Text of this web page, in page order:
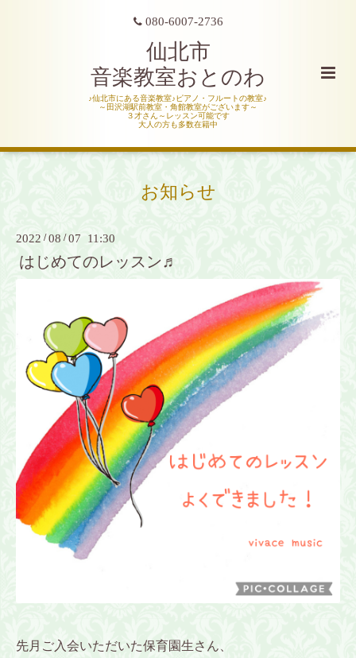
080-6007-2736
仙北市
音楽教室おとのわ
♪仙北市にある音楽教室♪ピアノ・フルートの教室♪
～田沢湖駅前教室・角館教室がございます～
３才さん～レッスン可能です
大人の方も多数在籍中
お知らせ
2022 /08 /07 11:30
はじめてのレッスン♬
先月ご入会いただいた保育園生さん、